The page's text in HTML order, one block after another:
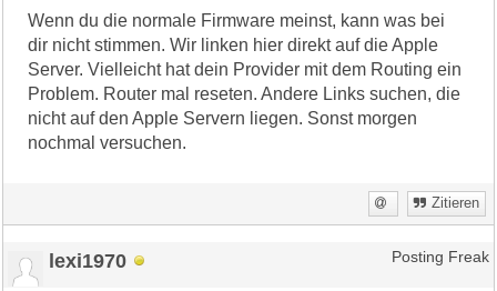
Wenn du die normale Firmware meinst, kann was bei
dir nicht stimmen. Wir linken hier direkt auf die Apple
Server. Vielleicht hat dein Provider mit dem Routing ein
Problem. Router mal reseten. Andere Links suchen, die
nicht auf den Apple Servern liegen. Sonst morgen
nochmal versuchen.
Zitieren
lexi1970 Posting Freak